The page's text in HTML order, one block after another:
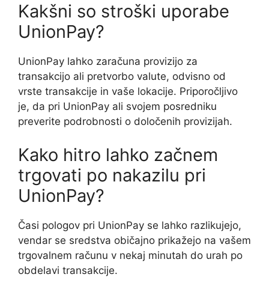
Kakšni so stroški uporabe
UnionPay?
UnionPay lahko zaračuna provizijo za
transakcijo ali pretvorbo valute, odvisno od
vrste transakcije in vaše lokacije. Priporočljivo
je, da pri UnionPay ali svojem posredniku
preverite podrobnosti o določenih provizijah.
Kako hitro lahko začnem
trgovati po nakazilu pri
UnionPay?
Časi pologov pri UnionPay se lahko razlikujejo,
vendar se sredstva običajno prikažejo na vašem
trgovalnem računu v nekaj minutah do urah po
obdelavi transakcije.